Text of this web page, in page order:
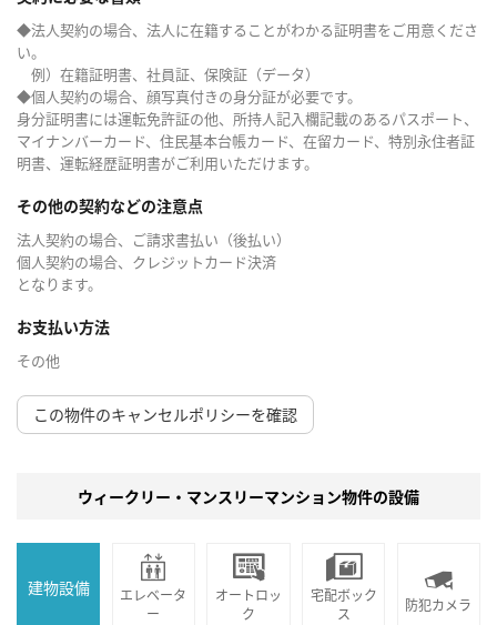
◆法人契約の場合、法人に在籍することがわかる証明書をご用意くださ
い。
例）在籍証明書、社員証、保険証（データ）
◆個人契約の場合、顔写真付きの身分証が必要です。
身分証明書には運転免許証の他、所持人記入欄記載のあるパスポート、
マイナンバーカード、住民基本台帳カード、在留カード、特別永住者証
明書、運転経歴証明書がご利用いただけます。
その他の契約などの注意点
法人契約の場合、ご請求書払い（後払い）
個人契約の場合、クレジットカード決済
となります。
お支払い方法
その他
この物件のキャンセルポリシーを確認
ウィークリー・マンスリーマンション物件の設備
建物設備
エレベータ
ー
オートロッ
ク
宅配ボック
ス
防犯カメラ